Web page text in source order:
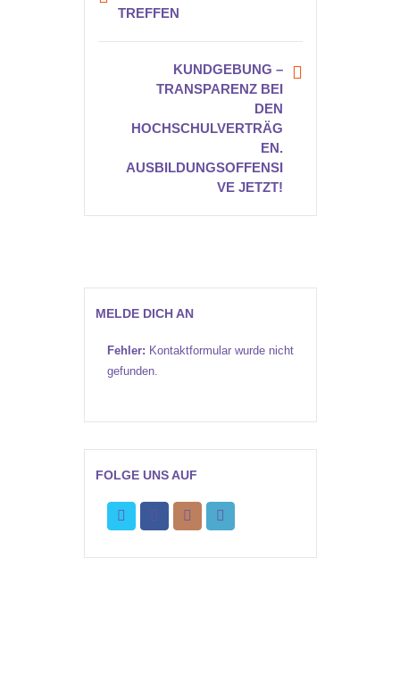
TREFFEN
KUNDGEBUNG –
TRANSPARENZ BEI
DEN
HOCHSCHULVERTRÄG
EN.
AUSBILDUNGSOFFENSI
VE JETZT!
MELDE DICH AN
Fehler: Kontaktformular wurde nicht
gefunden.
FOLGE UNS AUF